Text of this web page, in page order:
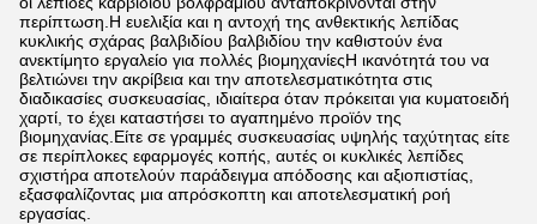
περίπτωση.Η ευελιξία και η αντοχή της ανθεκτικής λεπίδας
κυκλικής σχάρας βαλβιδίου βαλβιδίου την καθιστούν ένα
ανεκτίμητο εργαλείο για πολλές βιομηχανίεςΗ ικανότητά του να
βελτιώνει την ακρίβεια και την αποτελεσματικότητα στις
διαδικασίες συσκευασίας, ιδιαίτερα όταν πρόκειται για κυματοειδή
χαρτί, το έχει καταστήσει το αγαπημένο προϊόν της
βιομηχανίας.Είτε σε γραμμές συσκευασίας υψηλής ταχύτητας είτε
σε περίπλοκες εφαρμογές κοπής, αυτές οι κυκλικές λεπίδες
σχιστήρα αποτελούν παράδειγμα απόδοσης και αξιοπιστίας,
εξασφαλίζοντας μια απρόσκοπτη και αποτελεσματική ροή
εργασίας.